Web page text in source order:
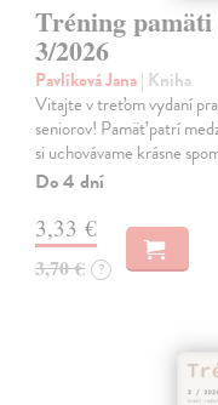
Tréning
3/2026
Pavlíková Jana| Kniha
Vitajte v treťom vydaní
seniorov! Pamäť patrí
si uchovávame krásne
Do 4 dní
3,33 €
3,70 € ?